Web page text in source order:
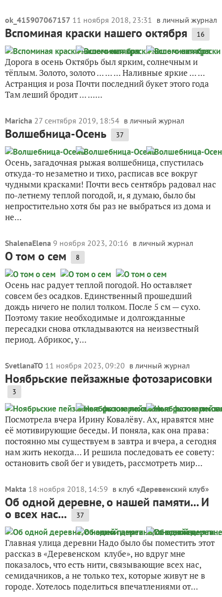
ok_415907067157 11 ноября 2018, 23:31 в личный журнал
Вспоминая краски нашего октября 16
Дорога в осень Октябрь был ярким, солнечным и
тёплым. Золото, золото ... ... ... Наливные яркие ... ...
Астранция и роза Почти последний букет этого года
Там леший бродит ... ......
Maricha 27 сентября 2019, 18:54 в личный журнал
Волшебница-Осень 37
Осень, загадочная рыжая волшебница, спустилась
откуда-то незаметно и тихо, расписав все вокруг
чудными красками! Почти весь сентябрь радовал нас
по-летнему теплой погодой, и, я думаю, было бы
непростительно хотя бы раз не выбраться из дома и
не...
ShalenaElena 9 ноября 2023, 20:16 в личный журнал
О том о сем 8
Осень нас радует теплой погодой. Но оставляет
совсем без осадков. Единственный прошедший
дождь ничего не полил толком. После 5 см — сухо.
Поэтому такие необходимые и долгожданные
пересадки снова откладываются на неизвестный
период. Абрикос, у...
SvetlanaTO 11 ноября 2023, 09:20 в личный журнал
Ноябрьские пейзажные фотозарисовки
3
Посмотрела вчера Ирину Ковалёву. Ах, нравятся мне
её мотивирующие беседы. И поняла, как она права:
постоянно мы существуем в завтра и вчера, а сегодня
нам жить некогда… И решила последовать ее совету:
остановить свой бег и увидеть, рассмотреть мир...
Makta 18 ноября 2018, 14:59 в клуб «Деревенский клуб»
Об одной деревне, о нашей памяти... И
о всех нас... 37
Главная улица деревни Надо было бы поместить этот
рассказ в «Деревенском клубе», но вдруг мне
показалось, что есть нити, связывающие всех нас,
семидачников, а не только тех, которые живут не в
городе. Хотелось поделиться впечатлениями от...